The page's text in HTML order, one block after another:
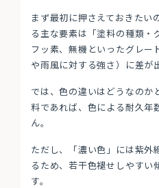
まず最初に押さえておきたい
る主な要素は「塗料の種類・
フッ素、無機といったグレー
や雨風に対する強さ）に差が
では、色の違いはどうなのか
料であれば、色による耐久年
ん。
ただし、「濃い色」には紫外
るため、若干色褪せしやすい
す。